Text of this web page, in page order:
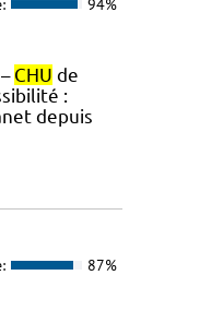
94%
CHU de
:
depuis
87%